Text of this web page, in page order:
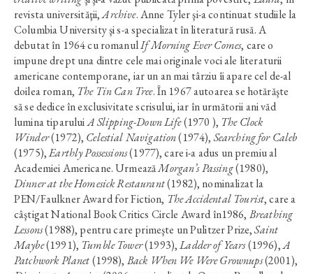
revista universităţii,Archive. Anne Tyler şi-a continuat studiile la
Columbia University şi s-a specializat în literatură rusă. A
debutat în 1964 cu romanulIf Morning Ever Comes, care o
impune drept una dintre cele mai originale voci ale literaturii
americane contemporane, iar un an mai târziu îi apare cel de-al
doilea roman, The Tin Can Tree. În 1967 autoarea se hotărăşte
să se dedice în exclusivitate scrisului, iar în următorii ani văd
lumina tiparuluiA Slipping-Down Life(1970 ), The Clock
Winder(1972), Celestial Navigation(1974), Searching for Caleb
(1975),Earthly Possessions(1977), care i-a adus un premiu al
Academiei Americane. UrmeazăMorgan’s Passing(1980),
Dinner at the Homesick Restaurant(1982), nominalizat la
PEN/Faulkner Award for Fiction, The Accidental Tourist, care a
câştigat National Book Critics Circle Award în1986, Breathing
Lessons(1988), pentru care primeşte un Pulitzer Prize,Saint
Maybe(1991), Tumble Tower(1993),Ladder of Years(1996),A
Patchwork Planet(1998), Back When We Were Grownups(2001),